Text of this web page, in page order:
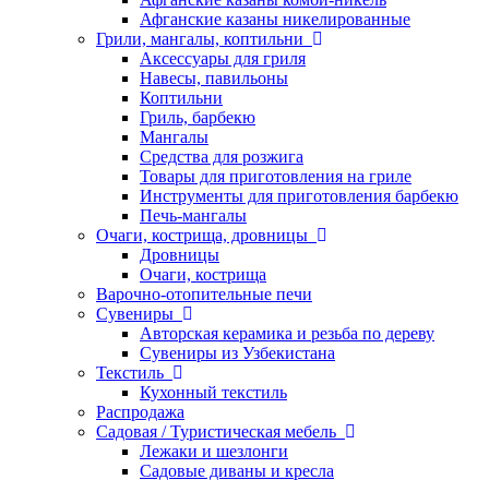
Афганские казаны никелированные
Грили, мангалы, коптильни
Аксессуары для гриля
Навесы, павильоны
Коптильни
Гриль, барбекю
Мангалы
Средства для розжига
Товары для приготовления на гриле
Инструменты для приготовления барбекю
Печь-мангалы
Очаги, кострища, дровницы
Дровницы
Очаги, кострища
Варочно-отопительные печи
Сувениры
Авторская керамика и резьба по дереву
Сувениры из Узбекистана
Текстиль
Кухонный текстиль
Распродажа
Садовая / Туристическая мебель
Лежаки и шезлонги
Садовые диваны и кресла